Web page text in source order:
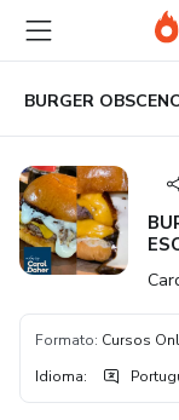
para
conteúdo
principal
para
pagamento
para
rodapé
Formato: Cursos
Idioma: